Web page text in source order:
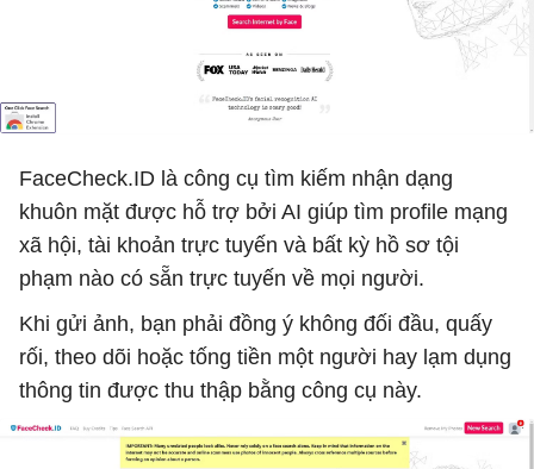
FaceCheck.ID là công cụ tìm kiếm nhận dạng
khuôn mặt được hỗ trợ bởi AI giúp tìm profile mạng
xã hội, tài khoản trực tuyến và bất kỳ hồ sơ tội
phạm nào có sẵn trực tuyến về mọi người.
Khi gửi ảnh, bạn phải đồng ý không đối đầu, quấy
rối, theo dõi hoặc tống tiền một người hay lạm dụng
thông tin được thu thập bằng công cụ này.